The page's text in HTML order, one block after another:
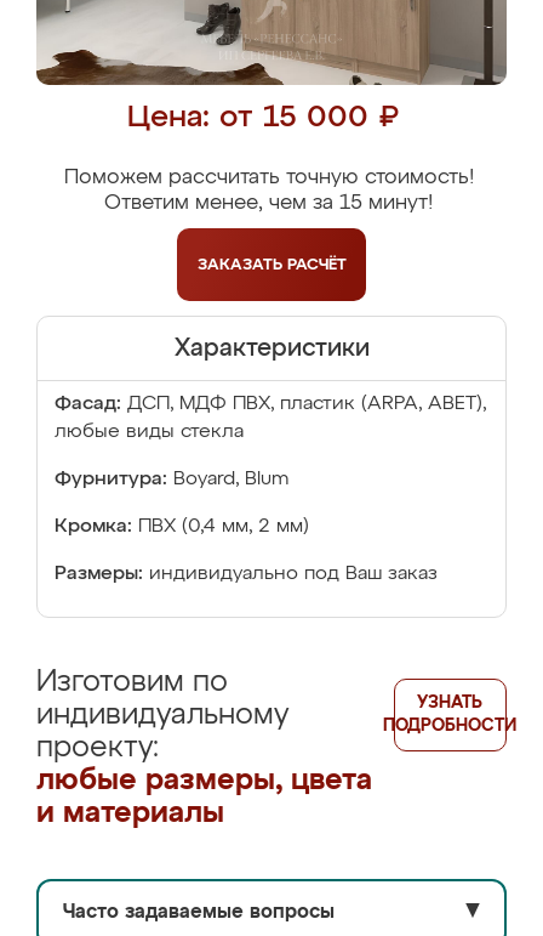
Цена: от 15 000 ₽
Поможем рассчитать точную стоимость!
Ответим менее, чем за 15 минут!
ЗАКАЗАТЬ РАСЧЁТ
Характеристики
Фасад: ДСП, МДФ ПВХ, пластик (ARPA, ABET),
любые виды стекла
Фурнитура: Boyard, Blum
Кромка: ПВХ (0,4 мм, 2 мм)
Размеры: индивидуально под Ваш заказ
Изготовим по
индивидуальному
проекту:
любые размеры, цвета
и материалы
УЗНАТЬ
ПОДРОБНОСТИ
Часто задаваемые вопросы ▼